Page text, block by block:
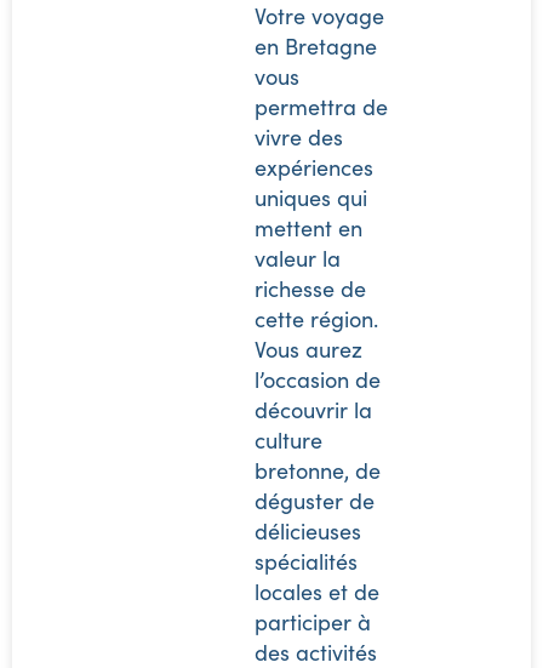
Votre voyage
en Bretagne
vous
permettra de
vivre des
expériences
uniques qui
mettent en
valeur la
richesse de
cette région.
Vous aurez
l’occasion de
découvrir la
culture
bretonne, de
déguster de
délicieuses
spécialités
locales et de
participer à
des activités